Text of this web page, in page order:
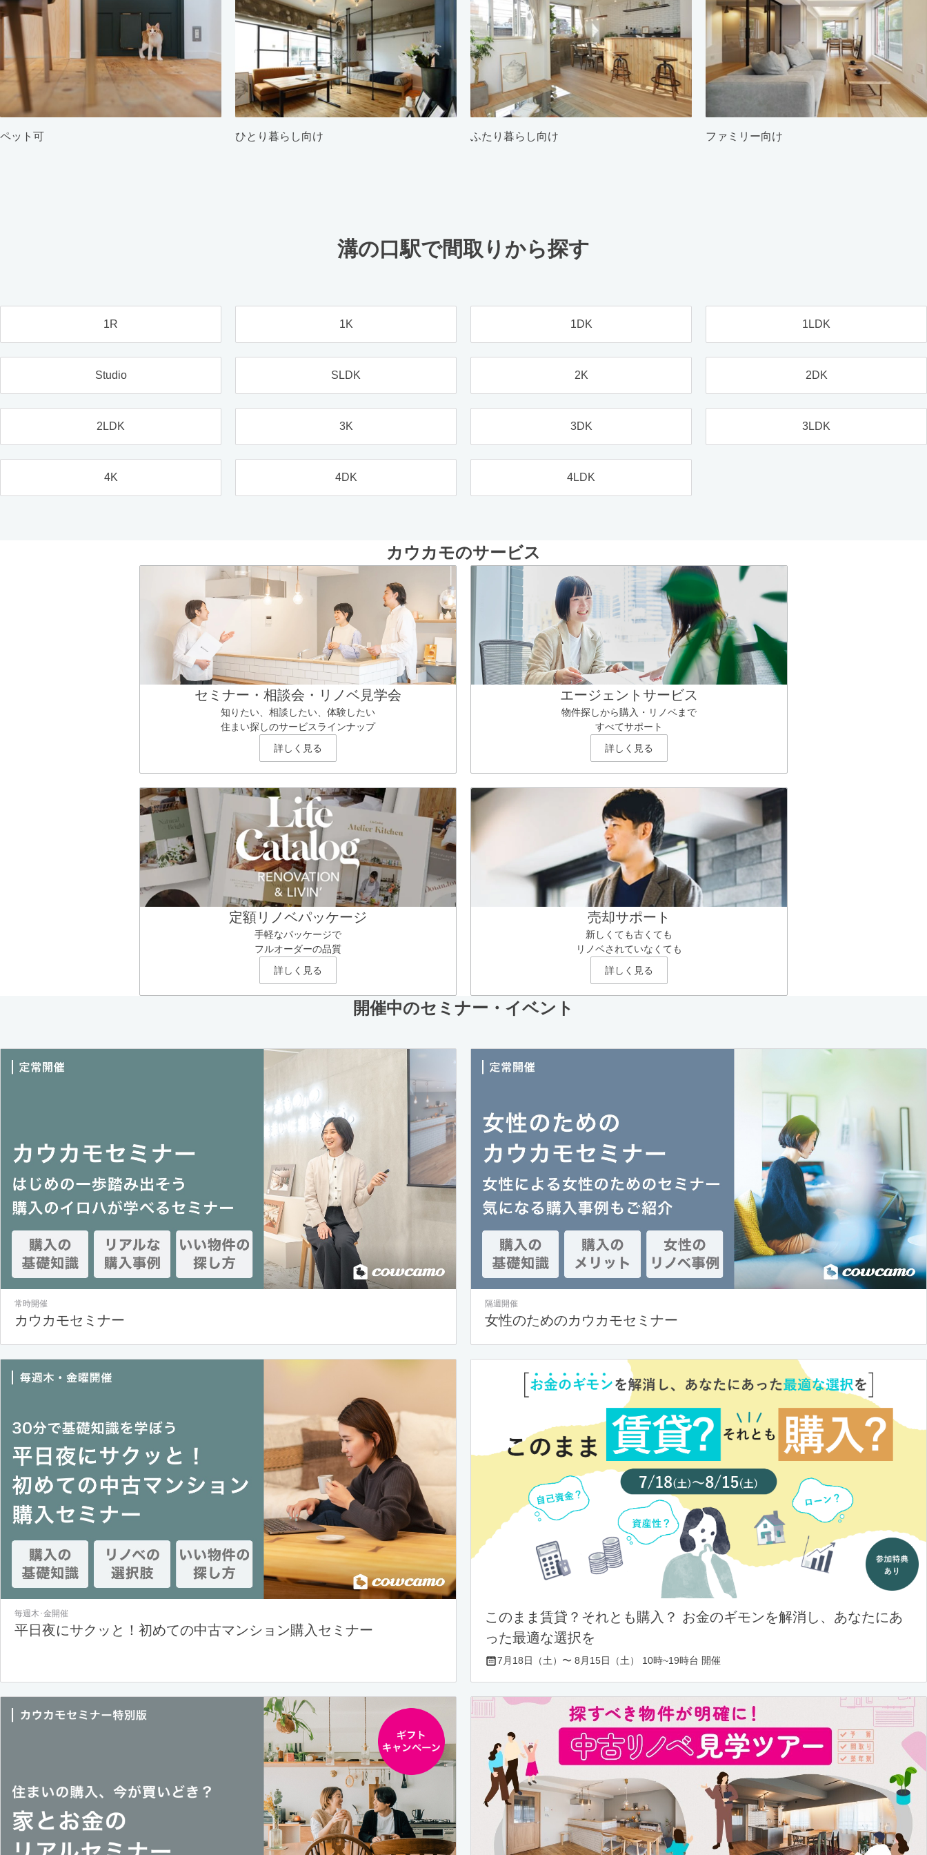
ペット可 ひとり暮らし向け ふたり暮らし向け ファミリー向け
溝の口駅で間取りから探す
1R 1K 1DK 1LDK
Studio SLDK 2K 2DK
2LDK 3K 3DK 3LDK
4K 4DK 4LDK
カウカモのサービス
セミナー・相談会・リノベ見学会
知りたい、相談したい、体験したい
住まい探しのサービスラインナップ
詳しく見る
エージェントサービス
物件探しから購入・リノベまで
すべてサポート
詳しく見る
定額リノベパッケージ
手軽なパッケージで
フルオーダーの品質
詳しく見る
売却サポート
新しくても古くても
リノベされていなくても
詳しく見る
開催中のセミナー・イベント
常時開催
カウカモセミナー
隔週開催
女性のためのカウカモセミナー
毎週木･金開催
平日夜にサクッと！初めての中古マンション購入セミナー
このまま賃貸？それとも購入？ お金のギモンを解消し、あなたにあ
った最適な選択を
7月18日（土）〜 8月15日（土） 10時~19時台 開催